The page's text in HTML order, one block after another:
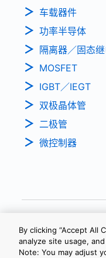
车载器件
功率半导体
隔离器／固态
MOSFET
IGBT／IEGT
双极晶体管
二极管
微控制器
隐私政策 网站使用条款
By clicking “Accept All
analyze site usage,
Note: You may adjust